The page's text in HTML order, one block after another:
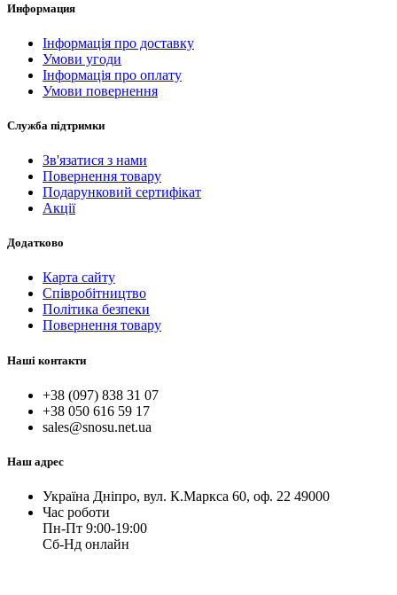
Информация
Інформація про доставку
Умови угоди
Інформація про оплату
Умови повернення
Служба підтримки
Зв'язатися з нами
Повернення товару
Подарунковий сертифікат
Акції
Додатково
Карта сайту
Співробітництво
Політика безпеки
Повернення товару
Наші контакти
+38 (097) 838 31 07
+38 050 616 59 17
sales@snosu.net.ua
Наш адрес
Україна Дніпро, вул. К.Маркса 60, оф. 22 49000
Час роботи
Пн-Пт 9:00-19:00
Сб-Нд онлайн